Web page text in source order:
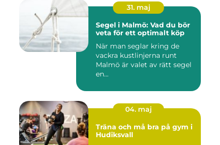
31. maj
Segel i Malmö: Vad du bör
veta för ett optimalt köp
När man seglar kring de
vackra kustlinjerna runt
Malmö är valet av rätt segel
en...
04. maj
Träna och må bra på gym i
Hudiksvall